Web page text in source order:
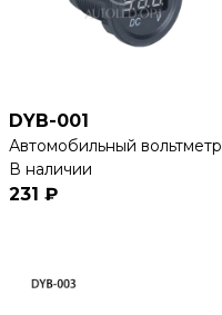
DYB-001
Автомобильный вольтметр
В наличии
231 ₽